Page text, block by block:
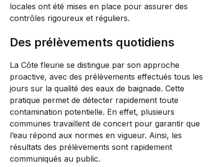
locales ont été mises en place pour assurer des
contrôles rigoureux et réguliers.
Des prélèvements quotidiens
La Côte fleurie se distingue par son approche
proactive, avec des prélèvements effectués tous les
jours sur la qualité des eaux de baignade. Cette
pratique permet de détecter rapidement toute
contamination potentielle. En effet, plusieurs
communes travaillent de concert pour garantir que
l’eau répond aux normes en vigueur. Ainsi, les
résultats des prélèvements sont rapidement
communiqués au public.